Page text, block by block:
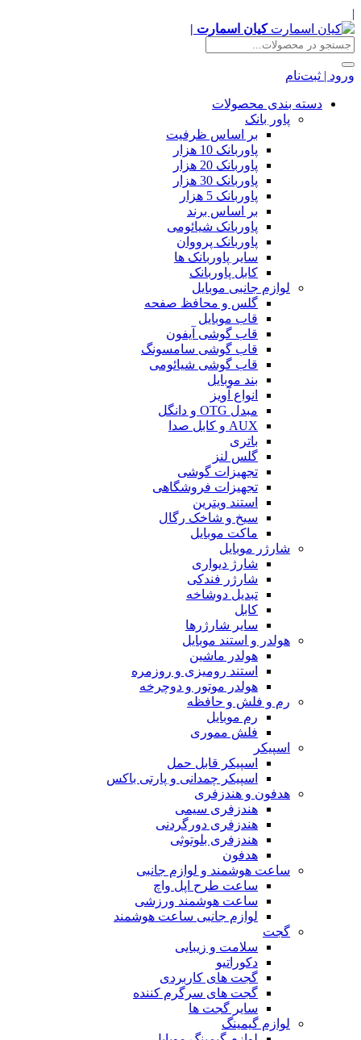
|
کیان اسمارت |
ورود | ثبت‌نام
دسته بندی محصولات
پاور بانک
بر اساس ظرفیت
پاوربانک 10 هزار
پاوربانک 20 هزار
پاوربانک 30 هزار
پاوربانک 5 هزار
بر اساس برند
پاوربانک شیائومی
پاوربانک پرووان
سایر پاوربانک ها
کابل پاوربانک
لوازم جانبی موبایل
گلس و محافظ صفحه
قاب موبایل
قاب گوشی آیفون
قاب گوشی سامسونگ
قاب گوشی شیائومی
بند موبایل
انواع آویز
مبدل OTG و دانگل
AUX و کابل صدا
باتری
گلس لنز
تجهیزات گوشی
تجهیزات فروشگاهی
استند ویترین
سیخ و شاخک رگال
ماکت موبایل
شارژر موبایل
شارژ دیواری
شارژر فندکی
تبدیل دوشاخه
کابل
سایر شارژرها
هولدر و استند موبایل
هولدر ماشین
استند رومیزی و روزمره
هولدر موتور و دوچرخه
رم و فلش و حافظه
رم موبایل
فلش مموری
اسپیکر
اسپیکر قابل حمل
اسپیکر چمدانی و پارتی باکس
هدفون و هندزفری
هندزفری سیمی
هندزفری دورگردنی
هندزفری بلوتوثی
هدفون
ساعت هوشمند و لوازم جانبی
ساعت طرح اپل واچ
ساعت هوشمند ورزشی
لوازم جانبی ساعت هوشمند
گجت
سلامت و زیبایی
دکوراتیو
گجت های کاربردی
گجت های سرگرم کننده
سایر گجت ها
لوازم گیمینگ